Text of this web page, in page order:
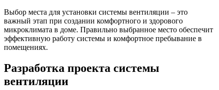
Выбор места для установки системы вентиляции – это
важный этап при создании комфортного и здорового
микроклимата в доме. Правильно выбранное место обеспечит
эффективную работу системы и комфортное пребывание в
помещениях.
Разработка проекта системы
вентиляции